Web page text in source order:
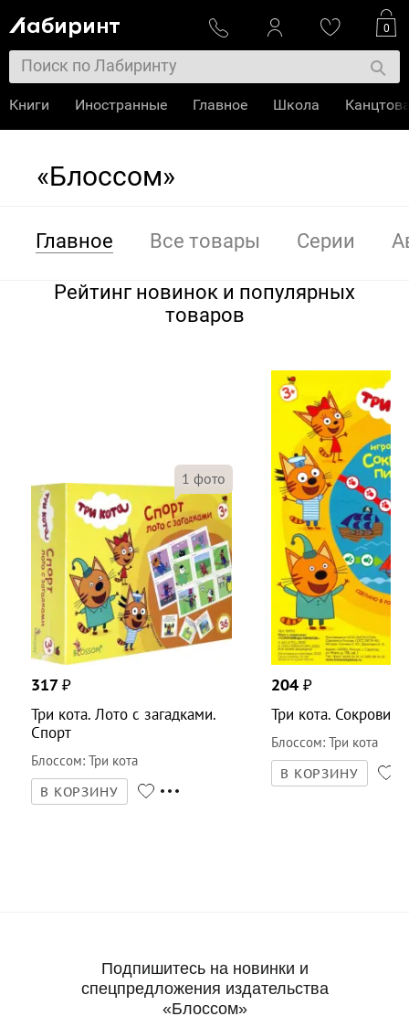
«Блоссом»
Главное Все товары Серии
Рейтинг новинок и популярных
товаров
Три кота. Лото с загадками.
Спорт
1 фото
Блоссом: Три кота
317₽
В КОРЗИНУ
Три кота.
Блоссом: Три кота
204 ₽
В КОРЗИНУ
Подпишитесь на новинки и
спецпредложения издательства
«Блоссом»
0
Книги Иностранные Главное Школа